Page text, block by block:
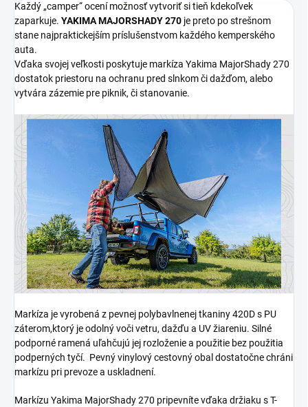
Každý „camper“ ocení možnosť vytvoriť si tieň kdekoľvek
zaparkuje. YAKIMA MAJORSHADY 270 je preto po strešnom
stane najpraktickejším príslušenstvom každého kemperského
auta.
Vďaka svojej veľkosti poskytuje markíza Yakima MajorShady 270
dostatok priestoru na ochranu pred slnkom či dažďom, alebo
vytvára zázemie pre piknik, či stanovanie.
Markíza je vyrobená z pevnej polybavlnenej tkaniny 420D s PU
záterom,ktorý je odolný voči vetru, dažďu a UV žiareniu. Silné
podporné ramená uľahčujú jej rozloženie a použitie bez použitia
podperných tyčí. Pevný vinylový cestovný obal dostatočne chráni
markízu pri prevoze a uskladnení.
Markízu Yakima MajorShady 270 pripevníte vďaka držiaku s T-